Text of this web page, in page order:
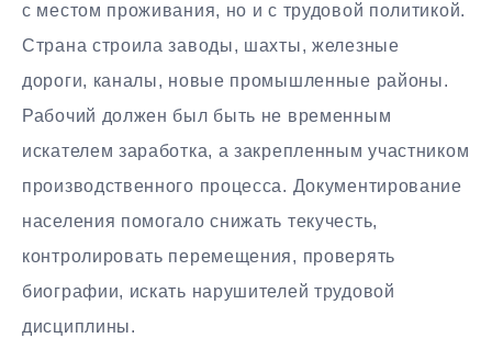
с местом проживания, но и с трудовой политикой.
Страна строила заводы, шахты, железные
дороги, каналы, новые промышленные районы.
Рабочий должен был быть не временным
искателем заработка, а закрепленным участником
производственного процесса. Документирование
населения помогало снижать текучесть,
контролировать перемещения, проверять
биографии, искать нарушителей трудовой
дисциплины.